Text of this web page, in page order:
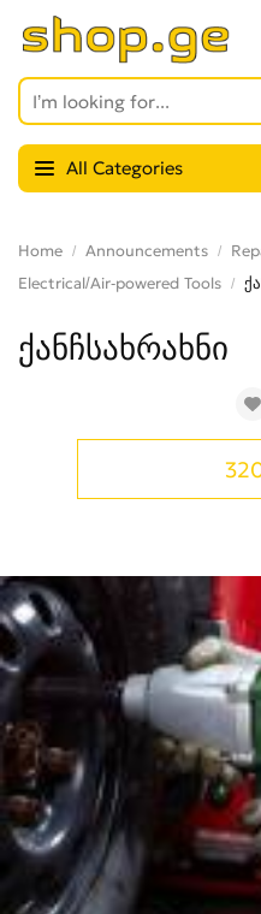
All Categories
Home Announcements
Electrical/Air-powered Tools
ქანჩსახრახნი